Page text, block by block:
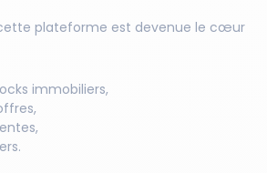
plateforme est devenue le cœur
immobiliers,